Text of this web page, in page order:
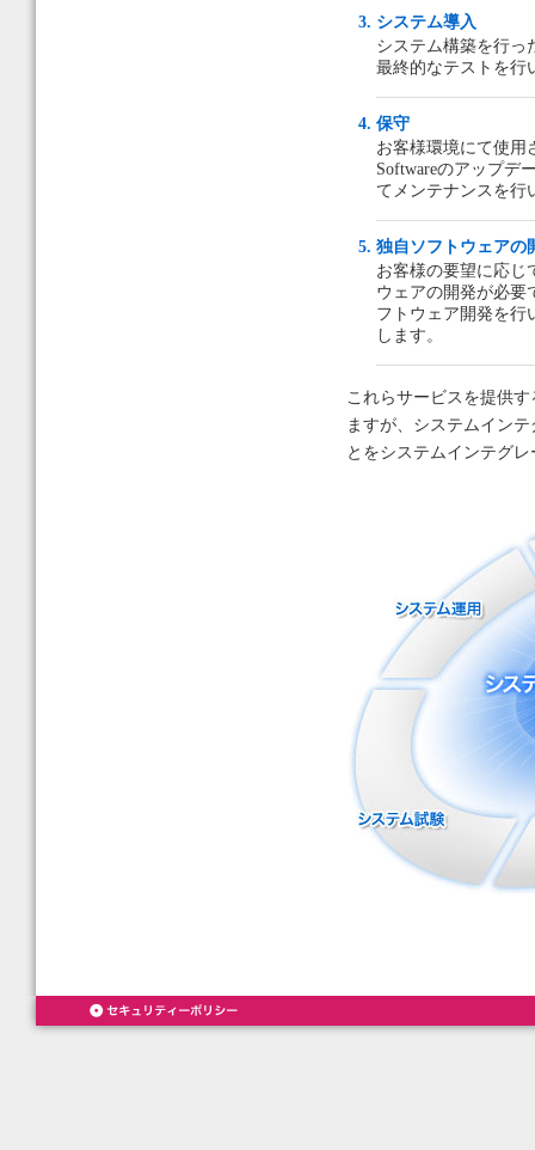
システム導入
システム構築を行っ
最終的なテストを行
保守
お客様環境にて使用
Softwareのアップデ
てメンテナンスを行
独自ソフトウェアの
お客様の要望に応じ
ウェアの開発が必要
フトウェア開発を行
します。
これらサービスを提供
ますが、システムイン
とをシステムインテグ